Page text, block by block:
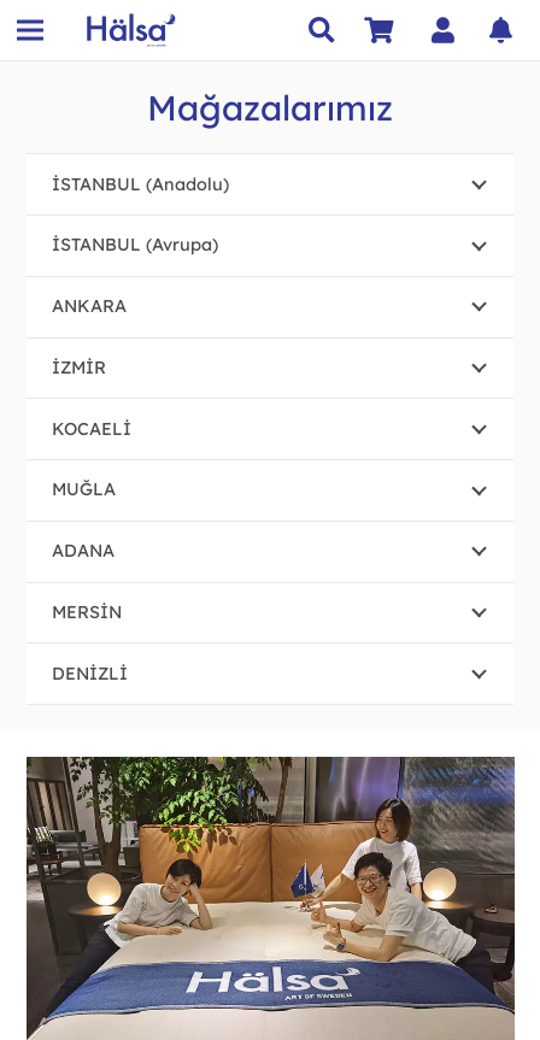
Mağazalarımız
İSTANBUL (Anadolu)
İSTANBUL (Avrupa)
ANKARA
İZMİR
KOCAELİ
MUĞLA
ADANA
MERSİN
DENİZLİ